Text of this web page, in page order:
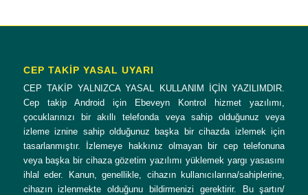
CEP TAKİP YASAL UYARI
CEP TAKİP YALNIZCA YASAL KULLANIM İÇİN YAZILIMDIR.
Cep takip Android için Ebeveyn Kontrol hizmet yazılımı,
çocuklarınızı bir akıllı telefonda veya sahip olduğunuz veya
izleme iznine sahip olduğunuz başka bir cihazda izlemek için
tasarlanmıştır. İzlemeye hakkınız olmayan bir cep telefonuna
veya başka bir cihaza gözetim yazılımı yüklemek yargı yasasını
ihlal eder. Kanun, genellikle, cihazın kullanıcılarına/sahiplerine,
cihazın izlenmekte olduğunu bildirmenizi gerektirir. Bu şartın/